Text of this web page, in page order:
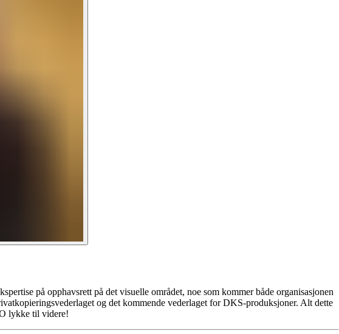
på opphavsrett på det visuelle området, noe som kommer både organisasjonen
og det kommende vederlaget for DKS-produksjoner. Alt dette
lykke til videre!